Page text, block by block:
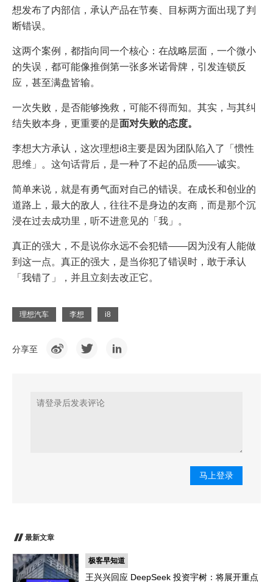
想发布了内部信，承认产品在节奏、目标两方面出现了判
断错误。
这两个案例，都指向同一个核心：在战略层面，一个微小
的失误，都可能像推倒第一张多米诺骨牌，引发连锁反
应，甚至满盘皆输。
一次失败，是否能够挽救，可能不得而知。其实，与其纠
结失败本身，更重要的是面对失败的态度。
李想大方承认，这次理想i8主要是因为团队陷入了「惯性
思维」。这句话背后，是一种了不起的品质——诚实。
简单来说，就是有勇气面对自己的错误。在成长和创业的
道路上，最大的敌人，往往不是身边的友商，而是那个沉
浸在过去成功里，听不进意见的「我」。
真正的强大，不是说你永远不会犯错——因为没有人能做
到这一点。真正的强大，是当你犯了错误时，敢于承认
「我错了」，并且立刻去改正它。
理想汽车 李想 i8
分享至
马上登录
最新文章
极客早知道
王兴兴回应 DeepSeek 投资宇树：将展开重点